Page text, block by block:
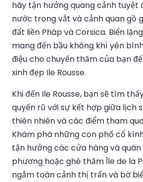
hãy tận hưởng quang cảnh tuyệt
nước trong vắt và cảnh quan gồ
đất liền Pháp và Corsica. Biển
mang đến bầu không khí yên
điệu cho chuyến thăm của bạn
xinh đẹp Ile Rousse.
Khi đến Ile Rousse, bạn sẽ tìm
quyến rũ với sự kết hợp giữa lịch
thiên nhiên và các điểm tham
Khám phá những con phố cổ
tận hưởng các cửa hàng và
phương hoặc ghé thăm Île de la
ngắm toàn cảnh thị trấn và bờ